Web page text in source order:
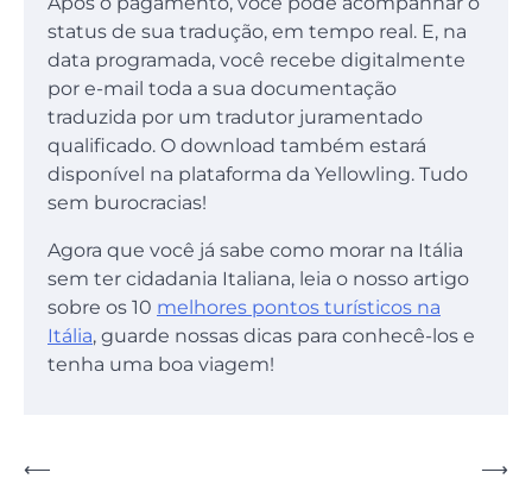
status de sua tradução, em tempo real. E, na
data programada, você recebe digitalmente
por e-mail toda a sua documentação
traduzida por um tradutor juramentado
qualificado. O download também estará
disponível na plataforma da Yellowling. Tudo
sem burocracias!
Agora que você já sabe como morar na Itália
sem ter cidadania Italiana, leia o nosso artigo
sobre os 10 melhores pontos turísticos na
Itália, guarde nossas dicas para conhecê-los e
tenha uma boa viagem!
Navegação
⟵
⟶